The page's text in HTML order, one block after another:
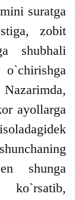
suratga
zobit
shubhali
ayollarga
shunga
ko`rsatib,